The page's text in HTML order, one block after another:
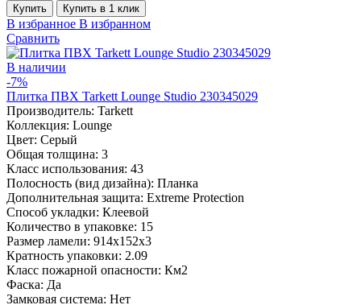
Купить Купить в 1 клик
В избранное В избранном
Сравнить
В наличии
-7%
Плитка ПВХ Tarkett Lounge Studio 230345029
Производитель: Tarkett
Коллекция: Lounge
Цвет: Серый
Общая толщина: 3
Класс использования: 43
Полосность (вид дизайна): Планка
Дополнительная защита: Extreme Protection
Способ укладки: Клеевой
Количество в упаковке: 15
Размер ламели: 914x152x3
Кратность упаковки: 2.09
Класс пожарной опасности: Км2
Фаска: Да
Замковая система: Нет